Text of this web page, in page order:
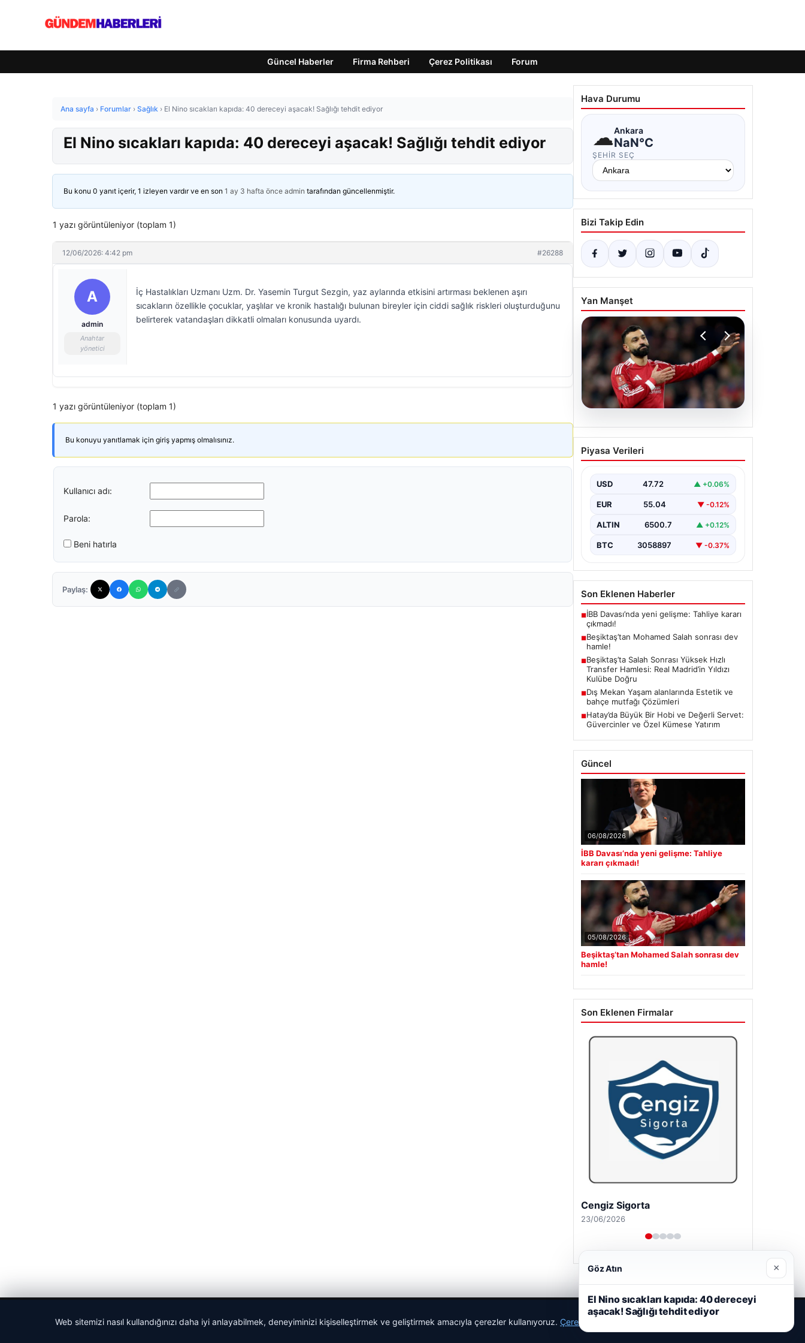
Güncel Haberler Firma Rehberi Çerez Politikası Forum
Ana sayfa › Forumlar › Sağlık › El Nino sıcakları kapıda: 40 dereceyi aşacak! Sağlığı tehdit ediyor
El Nino sıcakları kapıda: 40 dereceyi aşacak! Sağlığı tehdit ediyor
Bu konu 0 yanıt içerir, 1 izleyen vardır ve en son 1 ay 3 hafta önce admin tarafından güncellenmiştir.
1 yazı görüntüleniyor (toplam 1)
12/06/2026: 4:42 pm #26288
A
admin
Anahtar
yönetici
İç Hastalıkları Uzmanı Uzm. Dr. Yasemin Turgut Sezgin, yaz aylarında etkisini artırması beklenen aşırı
sıcakların özellikle çocuklar, yaşlılar ve kronik hastalığı bulunan bireyler için ciddi sağlık riskleri oluşturduğunu
belirterek vatandaşları dikkatli olmaları konusunda uyardı.
1 yazı görüntüleniyor (toplam 1)
Bu konuyu yanıtlamak için giriş yapmış olmalısınız.
Kullanıcı adı:
Parola:
Beni hatırla
Paylaş:
Hava Durumu
☁Ankara
NaN°C
ŞEHIR SEÇ
Bizi Takip Edin
Yan Manşet
05.08.2026
Beşiktaş’tan Mohamed
Salah sonrası dev hamle!
Piyasa Verileri
USD 47.72 ▲ +0.06%
EUR 55.04 ▼ -0.12%
ALTIN 6500.7 ▲ +0.12%
BTC 3058897 ▼ -0.37%
Son Eklenen Haberler
■İBB Davası’nda yeni gelişme: Tahliye kararı
çıkmadı!
■Beşiktaş’tan Mohamed Salah sonrası dev
hamle!
■Beşiktaş’ta Salah Sonrası Yüksek Hızlı
Transfer Hamlesi: Real Madrid’in Yıldızı
Kulübe Doğru
■Dış Mekan Yaşam alanlarında Estetik ve
bahçe mutfağı Çözümleri
■Hatay’da Büyük Bir Hobi ve Değerli Servet:
Güvercinler ve Özel Kümese Yatırım
Güncel
06/08/2026
İBB Davası’nda yeni gelişme: Tahliye
kararı çıkmadı!
05/08/2026
Beşiktaş’tan Mohamed Salah sonrası dev
hamle!
Son Eklenen Firmalar
Cengiz Sigorta
23/06/2026
Web sitemizi nasıl kullandığınızı daha iyi anlayabilmek, deneyiminizi kişiselleştirmek ve geliştirmek amacıyla çerezler kullanıyoruz. Çerez Politikamız
Göz Atın ×
El Nino sıcakları kapıda: 40 dereceyi
aşacak! Sağlığı tehdit ediyor